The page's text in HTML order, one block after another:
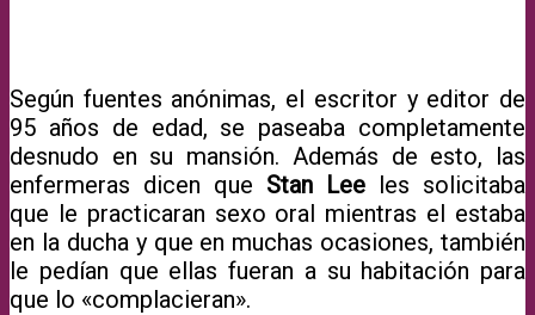
Según fuentes anónimas, el escritor y editor de
95 años de edad, se paseaba completamente
desnudo en su mansión. Además de esto, las
enfermeras dicen que Stan Lee les solicitaba
que le practicaran sexo oral mientras el estaba
en la ducha y que en muchas ocasiones, también
le pedían que ellas fueran a su habitación para
que lo «complacieran».